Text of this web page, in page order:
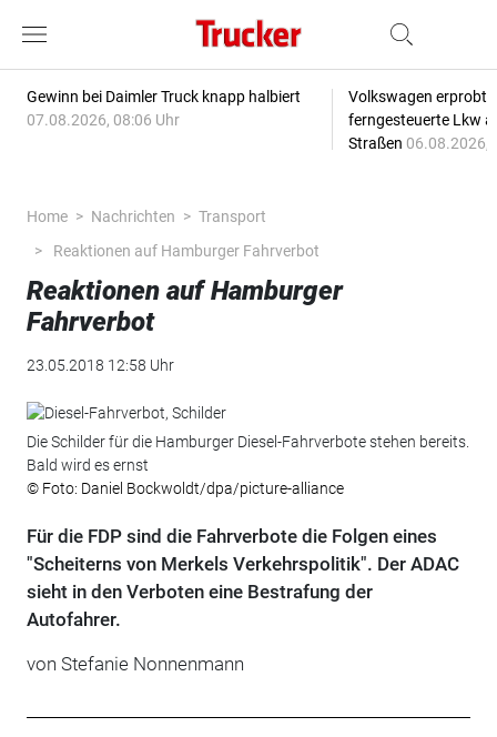
Gewinn bei Daimler Truck knapp halbiert
07.08.2026, 08:06 Uhr
Volkswagen erprobt
ferngesteuerte Lkw
Straßen 06.08.2026,
Home Nachrichten
Transport
Reaktionen auf Hamburger Fahrverbot
Reaktionen auf Hamburger
Fahrverbot
23.05.2018 12:58 Uhr
Die Schilder für die Hamburger Diesel-Fahrverbote stehen bereits.
Bald wird es ernst
© Foto: Daniel Bockwoldt/dpa/picture-alliance
Für die FDP sind die Fahrverbote die Folgen eines
"Scheiterns von Merkels Verkehrspolitik". Der ADAC
sieht in den Verboten eine Bestrafung der
Autofahrer.
von Stefanie Nonnenmann